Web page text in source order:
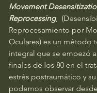
Movement
Reprocessing,
Reprocesamiento por
Oculares) es un método
integral que se empezó
finales de los 80 en el
estrés postraumático y
podemos observar